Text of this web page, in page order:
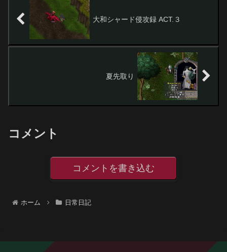
大和シャード侵攻録 ACT.３
夏先取り
コメント
コメントを書き込む
ホーム 日常日記